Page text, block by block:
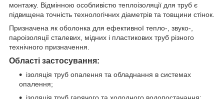
монтажу. Відмінною особливістю теплоізоляції для труб є
підвищена точність технологічних діаметрів та товщини стінок.
Призначена як оболонка для ефективної тепло-, звуко-,
пароізоляції сталевих, мідних і пластикових труб різного
технічного призначення.
Області застосування:
ізоляція труб опалення та обладнання в системах
опалення;
ізоляція труб гарячого та холодного водопостачання: